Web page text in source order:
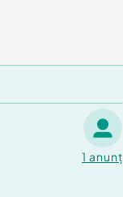
1 anunț